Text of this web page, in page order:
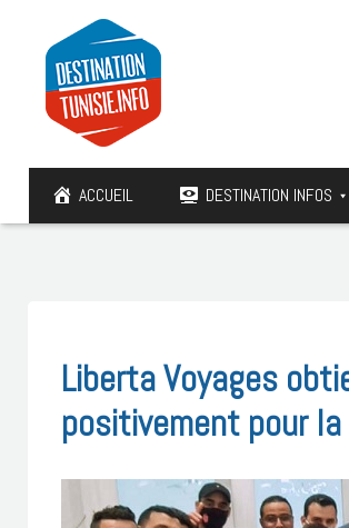
ACCUEIL DESTINATION INFOS
Liberta Voyages
positivement pour